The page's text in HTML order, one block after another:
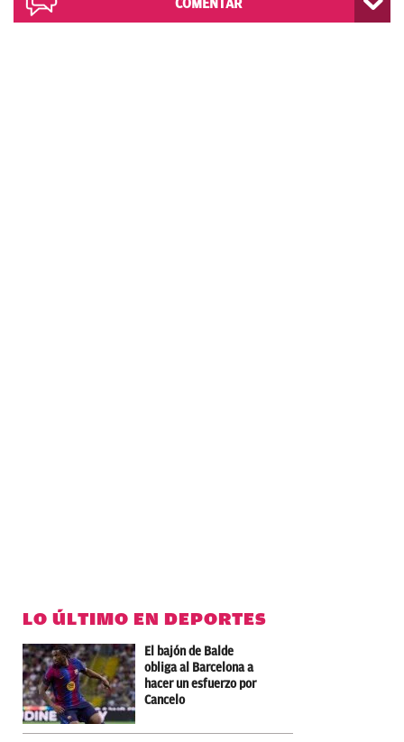
COMENTAR
LO ÚLTIMO EN DEPORTES
El bajón de Balde
obliga al Barcelona a
hacer un esfuerzo por
Cancelo